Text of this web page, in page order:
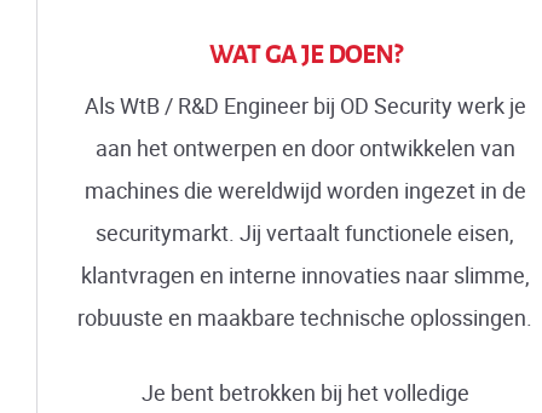
WAT GA JE DOEN?
Als WtB / R&D Engineer bij OD Security werk je
aan het ontwerpen en door ontwikkelen van
machines die wereldwijd worden ingezet in de
securitymarkt. Jij vertaalt functionele eisen,
klantvragen en interne innovaties naar slimme,
robuuste en maakbare technische oplossingen.
Je bent betrokken bij het volledige